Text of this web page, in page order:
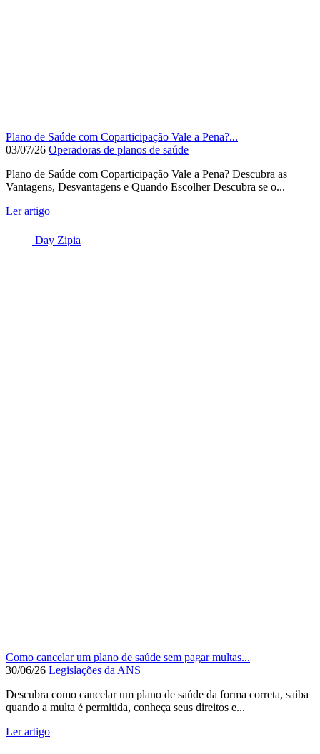
Plano de Saúde com Coparticipação Vale a Pena?...
03/07/26 Operadoras de planos de saúde
Plano de Saúde com Coparticipação Vale a Pena? Descubra as
Vantagens, Desvantagens e Quando Escolher Descubra se o...
Ler artigo
Day Zipia
Como cancelar um plano de saúde sem pagar multas...
30/06/26 Legislações da ANS
Descubra como cancelar um plano de saúde da forma correta, saiba
quando a multa é permitida, conheça seus direitos e...
Ler artigo